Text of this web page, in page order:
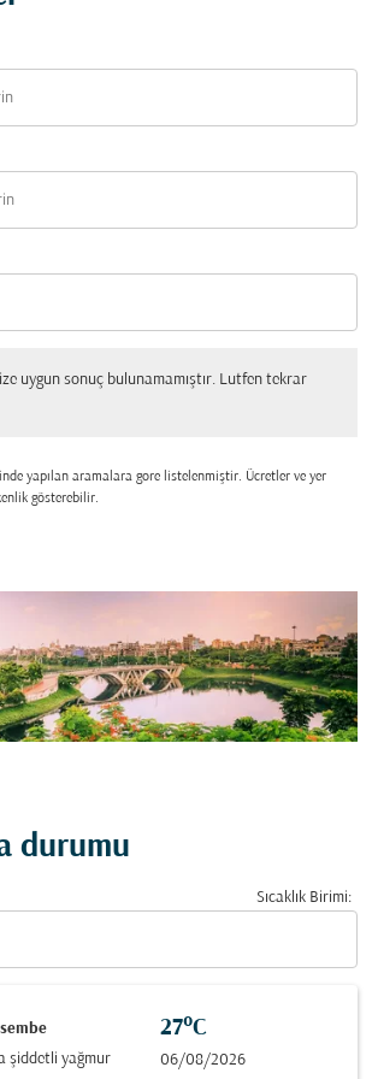
Selected
uygun sonuç bulunamamıştır. Lutfen tekrar
yapılan aramalara gore listelenmiştir. Ücretler ve yer
gösterebilir.
durumu
Sıcaklık Birimi:
şiddetli yağmur
27°C
06/08/2026